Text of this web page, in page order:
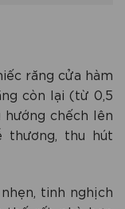
răng cửa hàm
còn lại (từ 0,5
chếch lên
thương, thu hút
tinh nghịch